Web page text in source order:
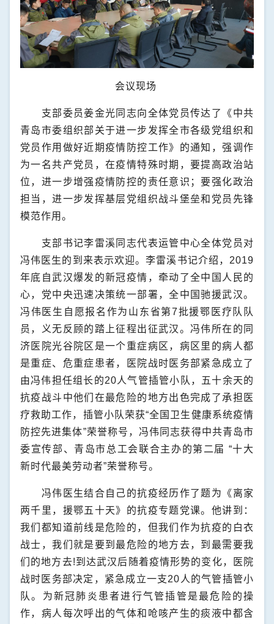
会议现场
支部委员姜金光同志向全体党员传达了《中共
青岛市委组织部关于进一步发挥全市各级党组织和
党员作用做好近期疫情防控工作》的通知，强调作
为一名共产党员，在疫情特殊时期，要提高政治站
位，进一步增强疫情防控的责任意识；要强化政治
担当，进一步发挥基层党组织战斗堡垒和党员先锋
模范作用。
支部书记李雷溪同志代表运管中心全体党员对
冯伟医生的到来表示欢迎。李雷溪书记介绍， 2019
年底自武汉爆发的新冠疫情，牵动了全中国人民的
心，党中央迅速决策统一部署，全中国驰援武汉。
冯伟医生自愿报名作为山东省第7批援鄂医疗队队
员，义无反顾的踏上征程出征武汉。冯伟所在的同
济医院光谷院区是一个重症病区，病区里的病人都
是重症、危重症患者，医院战时医务部紧急成立了
由冯伟担任组长的20人气管插管小队，五十余天的
抗疫战斗中他们在最危险的地方出色完成了承担医
疗救助工作，插管小队荣获“全国卫生健康系统疫情
防控先进集体”荣誉称号，冯伟同志获得中共青岛市
委宣传部、青岛市总工会联合主办的第二届 “十大
新时代最美劳动者”荣誉称号。
冯伟医生结合自己的抗疫经历作了题为《离家
两千里，援鄂五十天》的抗疫专题党课。他讲到：
我们都知道前线是危险的，但我们作为抗疫的白衣
战士，我们就是要到最危险的地方去，到最需要我
们的地方去!到达武汉后随着疫情形势的变化，医院
战时医务部决定，紧急成立一支20 人的气管插管小
队。为新冠肺炎患者进行气管插管是最危险的操
作，病人每次呼出的气体和呛咳产生的痰液中都含